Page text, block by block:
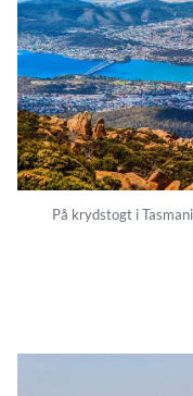
På krydstogt i